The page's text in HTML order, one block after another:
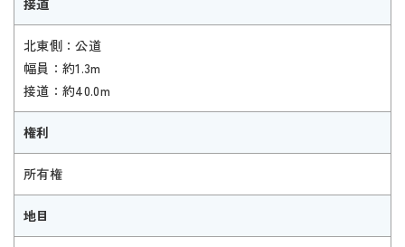
接道
北東側：公道
幅員：約1.3m
接道：約40.0m
権利
所有権
地目